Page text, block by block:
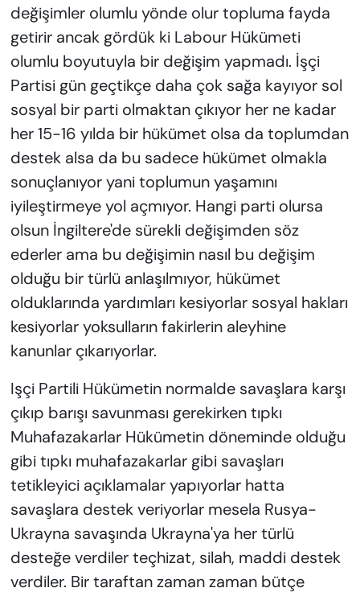
değişimler olumlu yönde olur topluma fayda
getirir ancak gördük ki Labour Hükümeti
olumlu boyutuyla bir değişim yapmadı. İşçi
Partisi gün geçtikçe daha çok sağa kayıyor sol
sosyal bir parti olmaktan çıkıyor her ne kadar
her 15-16 yılda bir hükümet olsa da toplumdan
destek alsa da bu sadece hükümet olmakla
sonuçlanıyor yani toplumun yaşamını
iyileştirmeye yol açmıyor. Hangi parti olursa
olsun İngiltere'de sürekli değişimden söz
ederler ama bu değişimin nasıl bu değişim
olduğu bir türlü anlaşılmıyor, hükümet
olduklarında yardımları kesiyorlar sosyal hakları
kesiyorlar yoksulların fakirlerin aleyhine
kanunlar çıkarıyorlar.
Işçi Partili Hükümetin normalde savaşlara karşı
çıkıp barışı savunması gerekirken tıpkı
Muhafazakarlar Hükümetin döneminde olduğu
gibi tıpkı muhafazakarlar gibi savaşları
tetikleyici açıklamalar yapıyorlar hatta
savaşlara destek veriyorlar mesela Rusya-
Ukrayna savaşında Ukrayna'ya her türlü
desteğe verdiler teçhizat, silah, maddi destek
verdiler. Bir taraftan zaman zaman bütçe